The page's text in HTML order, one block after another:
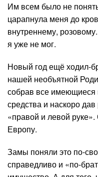
Им всем было не
царапнула меня до
внутреннему,
я уже не мог.
Новый год ещё ходил-
нашей необъятной
собрав все имеющиеся
средства и наскоро
«правой и левой
Европу.
Замы поняли это по-
справедливо и «по-